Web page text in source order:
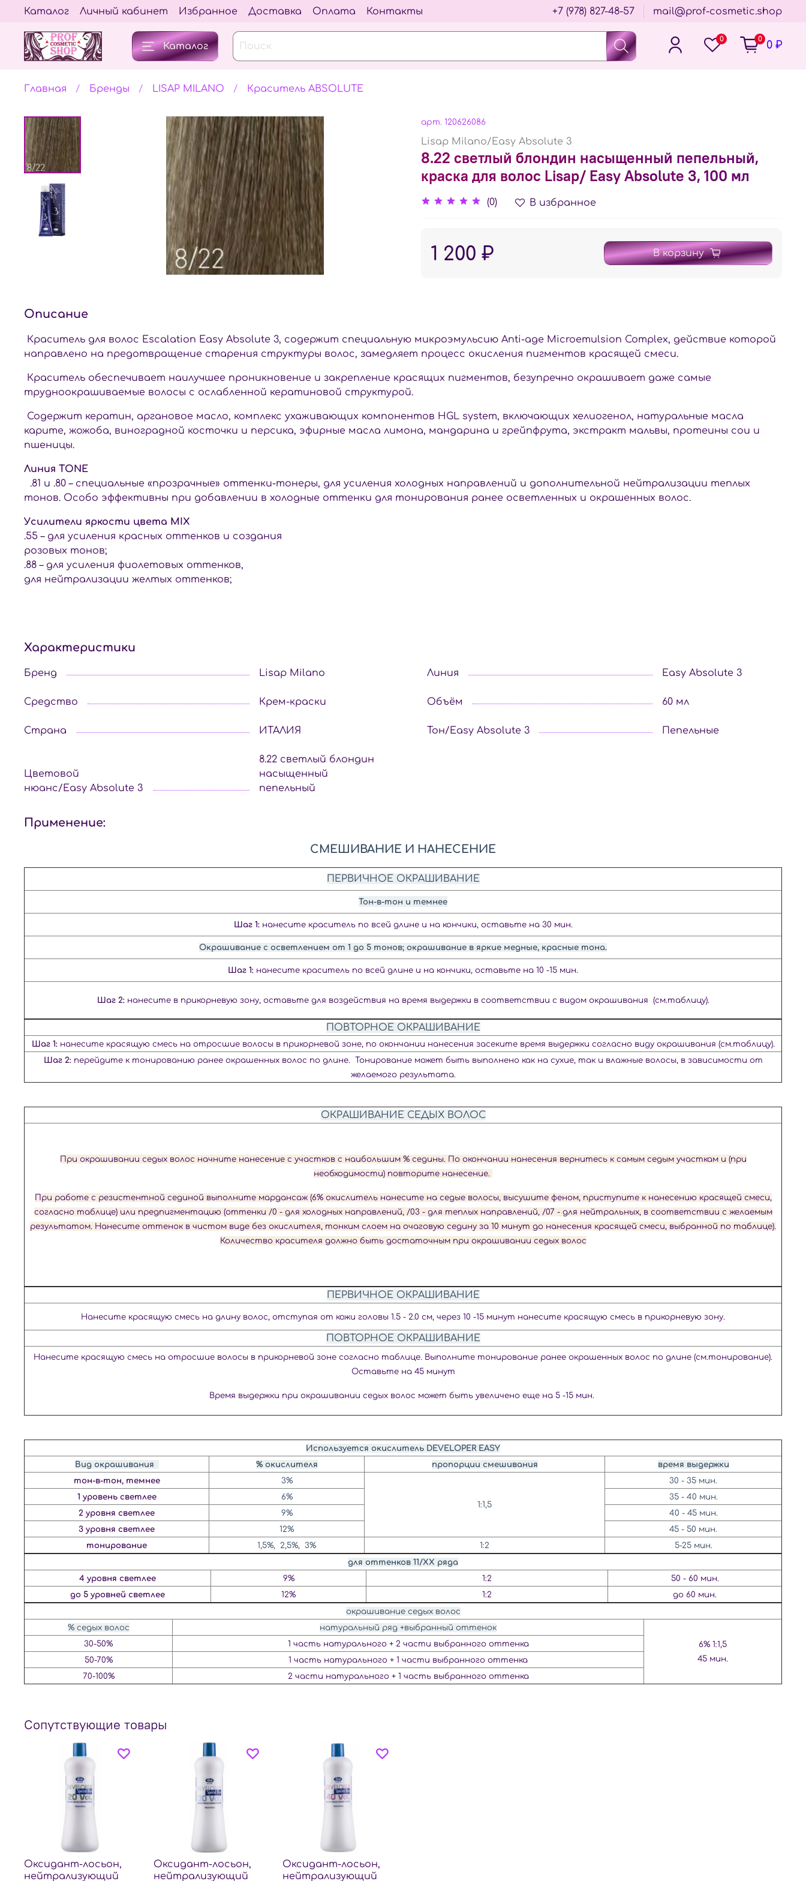
Каталог Личный кабинет Избранное Доставка Оплата Контакты +7 (978) 827-48-57 mail@prof-cosmetic.shop
Каталог
0 0 0 ₽
Главная Бренды LISAP MILANO Краситель ABSOLUTE
арт. 120626086
Lisap Milano/Easy Absolute 3
8.22 светлый блондин насыщенный пепельный,
краска для волос Lisap/ Easy Absolute 3, 100 мл
(0) В избранное
1 200 ₽ В корзину
Описание
Краситель для волос Escalation Easy Absolute 3, содержит специальную микроэмульсию Anti-age Microemulsion Complex, действие которой
направлено на предотвращение старения структуры волос, замедляет процесс окисления пигментов красящей смеси.
Краситель обеспечивает наилучшее проникновение и закрепление красящих пигментов, безупречно окрашивает даже самые
трудноокрашиваемые волосы с ослабленной кератиновой структурой.
Содержит кератин, аргановое масло, комплекс ухаживающих компонентов HGL system, включающих хелиогенол, натуральные масла
карите, жожоба, виноградной косточки и персика, эфирные масла лимона, мандарина и грейпфрута, экстракт мальвы, протеины сои и
пшеницы.
Линия TONE
.81 и .80 – специальные «прозрачные» оттенки-тонеры, для усиления холодных направлений и дополнительной нейтрализации теплых
тонов. Особо эффективны при добавлении в холодные оттенки для тонирования ранее осветленных и окрашенных волос.
Усилители яркости цвета MIX
.55 – для усиления красных оттенков и создания
розовых тонов;
.88 – для усиления фиолетовых оттенков,
для нейтрализации желтых оттенков;
Характеристики
Бренд Lisap Milano Линия Easy Absolute 3
Средство Крем-краски Объём 60 мл
Страна ИТАЛИЯ Тон/Easy Absolute 3 Пепельные
Цветовой
нюанс/Easy Absolute 3
8.22 светлый блондин
насыщенный
пепельный
Применение:
СМЕШИВАНИЕ И НАНЕСЕНИЕ
ПЕРВИЧНОЕ ОКРАШИВАНИЕ
Тон-в-тон и темнее
Шаг 1: нанесите краситель по всей длине и на кончики, оставьте на 30 мин.
Окрашивание с осветлением от 1 до 5 тонов; окрашивание в яркие медные, красные тона.
Шаг 1: нанесите краситель по всей длине и на кончики, оставьте на 10 -15 мин.
Шаг 2: нанесите в прикорневую зону, оставьте для воздействия на время выдержки в соответствии с видом окрашивания (см.таблицу).
ПОВТОРНОЕ ОКРАШИВАНИЕ
Шаг 1: нанесите красящую смесь на отросшие волосы в прикорневой зоне, по окончании нанесения засеките время выдержки согласно виду окрашивания (см.таблицу).
Шаг 2:перейдите к тонированию ранее окрашенных волос по длине. Тонирование может быть выполнено как на сухие, так и влажные волосы, в зависимости от
желаемого результата.
ОКРАШИВАНИЕ СЕДЫХ ВОЛОС
При окрашивании седых волос начните нанесение с участков с наибольшим % седины. По окончании нанесения вернитесь к самым седым участкам и (при
необходимости) повторите нанесение.
При работе с резистентной сединой выполните мардансаж (6% окислитель нанесите на седые волосы, высушите феном, приступите к нанесению красящей смеси,
согласно таблице) или предпигментацию (оттенки /0 - для холодных направлений, /03 - для теплых направлений, /07 - для нейтральных, в соответствии с желаемым
результатом. Нанесите оттенок в чистом виде без окислителя, тонким слоем на очаговую седину за 10 минут до нанесения красящей смеси, выбранной по таблице).
Количество красителя должно быть достаточным при окрашивании седых волос
ПЕРВИЧНОЕ ОКРАШИВАНИЕ
Нанесите красящую смесь на длину волос, отступая от кожи головы 1.5 - 2.0 см, через 10 -15 минут нанесите красящую смесь в прикорневую зону.
ПОВТОРНОЕ ОКРАШИВАНИЕ
Нанесите красящую смесь на отросшие волосы в прикорневой зоне согласно таблице. Выполните тонирование ранее окрашенных волос по длине (см.тонирование).
Оставьте на 45 минут
Время выдержки при окрашивании седых волос может быть увеличено еще на 5 -15 мин.
Используется окислитель DEVELOPER EASY
Вид окрашивания
% окислителя пропорции смешивания
время выдержки
тон-в-тон, темнее
3%
1:1,5
30 - 35 мин.
1 уровень светлее
6%
35 - 40 мин.
2 уровня светлее
9%
40 - 45 мин.
3 уровня светлее
12%
45 - 50 мин.
тонирование
1,5%, 2,5%, 3% 1:2
5-25 мин.
для оттенков 11/ХХ ряда
4 уровня светлее
9% 1:2
50 - 60 мин.
до 5 уровней светлее
12% 1:2
до 60 мин.
окрашивание седых волос
% седых волос
натуральный ряд +выбранный оттенок
6% 1:1,5
45 мин.
30-50%
1 часть натурального + 2 части выбранного оттенка
50-70%
1 часть натурального + 1 части выбранного оттенка
70-100%
2 части натурального + 1 часть выбранного оттенка
Сопутствующие товары
Оксидант-лосьон,
нейтрализующий
Оксидант-лосьон,
нейтрализующий
Оксидант-лосьон,
нейтрализующий